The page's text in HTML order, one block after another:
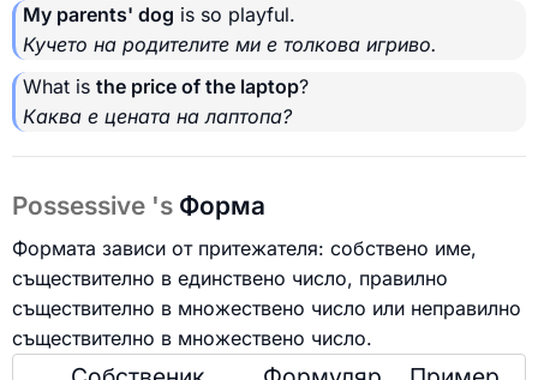
My parents' dog is so playful.
Кучето на родителите ми е толкова игриво.
What is the price of the laptop?
Каква е цената на лаптопа?
Possessive 's Форма
Формата зависи от притежателя: собствено име,
съществително в единствено число, правилно
съществително в множествено число или неправилно
съществително в множествено число.